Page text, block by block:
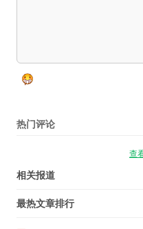
热门评论
查
相关报道
最热文章排行